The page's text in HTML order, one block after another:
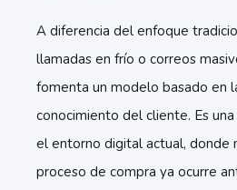
A diferencia del enfoque
llamadas en frío o correos
fomenta un modelo basado en
conocimiento del cliente. Es
el entorno digital actual, donde
proceso de compra ya ocurre